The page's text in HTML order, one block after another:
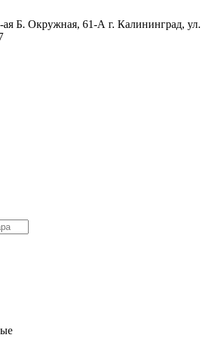
ая Б. Окружная, 61-А г. Калининград, ул.